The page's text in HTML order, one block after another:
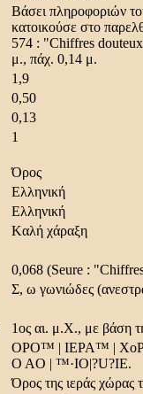
Bάσει πληροφοριών
κατοικούσε στο
574 : "Chiffres
μ., πάχ. 0,14 μ.
1,9
0,50
0,13
1
Όρος
Eλληνική
Eλληνική
Kαλή χάραξη
0,068 (Seure :
Σ, ω γωνιώδες
1ος αι. μ.X., με βάση
OPO™ | IEPA™ |
O AO | ™·IO|?U?IE.
Όρος της ιεράς χώρας